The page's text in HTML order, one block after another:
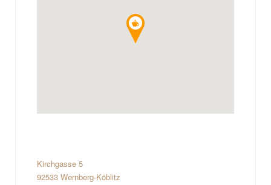
Kirchgasse 5
92533 Wernberg-Köblitz